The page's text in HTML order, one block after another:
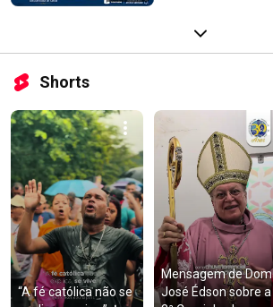
Shorts
“A fé católica não se
Mensagem de Dom
José Édson sobre a